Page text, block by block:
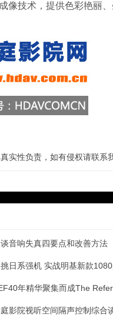
技术，提供色彩艳丽、
实性负责，如有侵权请联系
音响失真四要点和改善方法
日系强机 实战明基新款
备忘录年精华聚集而成The
影院视听空间隔声控制综合谈